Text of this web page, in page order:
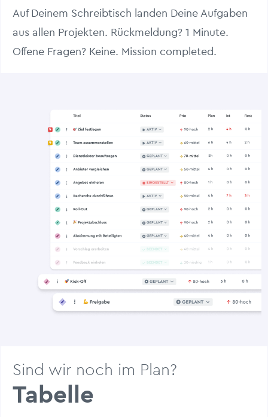
Auf Deinem Schreibtisch landen Deine Aufgaben
aus allen Projekten. Rückmeldung? 1 Minute.
Offene Fragen? Keine. Mission completed.
Sind wir noch im Plan?
Tabelle